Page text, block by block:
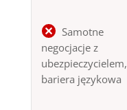
Samotne
negocjacje z
ubezpieczycielem,
bariera językowa